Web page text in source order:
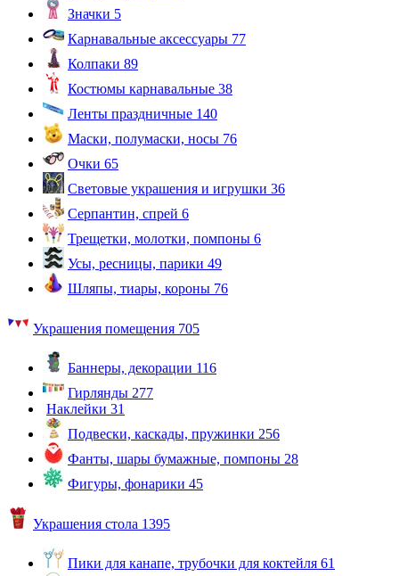
Значки 5
Карнавальные аксессуары 77
Колпаки 89
Костюмы карнавальные 38
Ленты праздничные 140
Маски, полумаски, носы 76
Очки 65
Световые украшения и игрушки 36
Серпантин, спрей 6
Трещетки, молотки, помпоны 6
Усы, ресницы, парики 49
Шляпы, тиары, короны 76
Украшения помещения 705
Баннеры, декорации 116
Гирлянды 277
Наклейки 31
Подвески, каскады, пружинки 256
Фанты, шары бумажные, помпоны 28
Фигуры, фонарики 45
Украшения стола 1395
Пики для канапе, трубочки для коктейля 61